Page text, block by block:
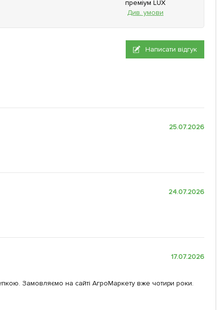
преміум LUX
Див. умови
Написати відгук
25.07.2026
24.07.2026
17.07.2026
Замовляємо на сайті АгроМаркету вже чотири роки.